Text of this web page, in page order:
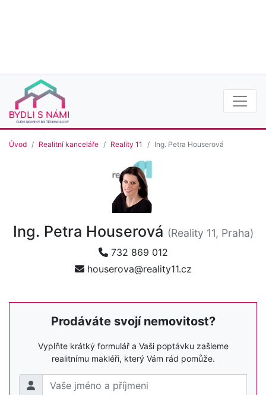
Úvod Realitní kanceláře Reality 11 Ing. Petra Houserová
Ing. Petra Houserová (Reality 11, Praha)
732 869 012
houserova@reality11.cz
Prodáváte svojí nemovitost?
Vyplňte krátký formulář a Vaši poptávku zašleme
realitnímu makléři, který Vám rád pomůže.